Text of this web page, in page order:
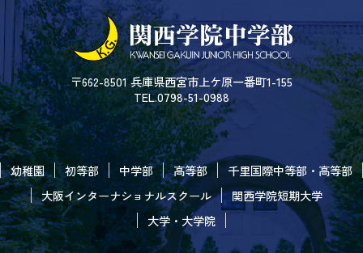
〒662-8501 兵庫県西宮市上ケ原一番町1-155
TEL.0798-51-0988
幼稚園 初等部 中学部 高等部
千里国際中等部・高等部
大阪インターナショナルスクール
関西学院短期大学
大学・大学院